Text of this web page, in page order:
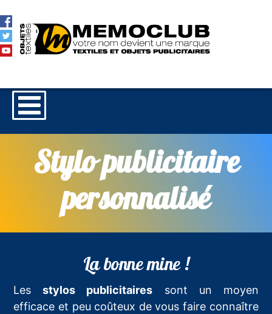
Stylo publicitaire
personnalisé
La bonne mine !
Lesstylos publicitaires sont un moyen
efficace et peu coûteux de vous faire connaître